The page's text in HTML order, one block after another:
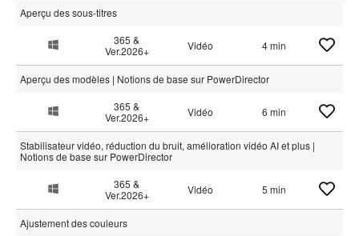
Aperçu des sous-titres
365 &
Ver.2026+
Vidéo 4 min
Aperçu des modèles | Notions de base sur PowerDirector
365 &
Ver.2026+
Vidéo 6 min
Stabilisateur vidéo, réduction du bruit, amélioration vidéo AI et plus |
Notions de base sur PowerDirector
365 &
Ver.2026+
Vidéo 5 min
Ajustement des couleurs